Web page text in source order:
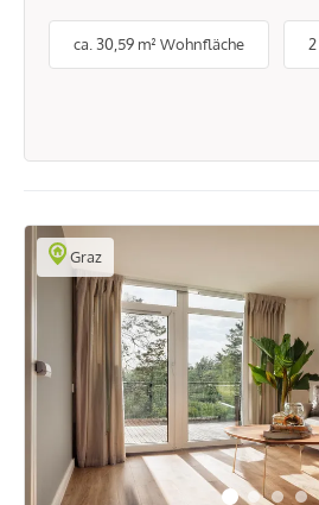
ca. 30,59 m² Wohnfläche
Graz